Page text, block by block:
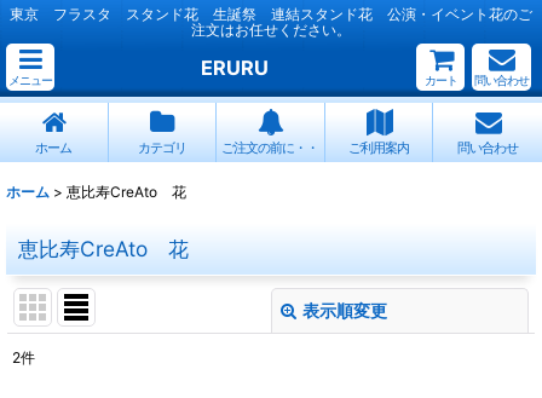
東京 フラスタ スタンド花 生誕祭 連結スタンド花 公演・イベント花のご
注文はお任せください。
メニュー
ERURU
カート 問い合わせ
ホーム カテゴリ ご注文の前に・・ ご利用案内 問い合わせ
ホーム > 恵比寿CreAto 花
恵比寿CreAto 花
表示順変更
2件